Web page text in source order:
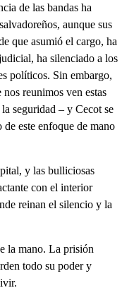
de las bandas ha
aunque sus
que asumió el cargo, ha
ha silenciado a los
políticos. Sin embargo,
reunimos ven estas
seguridad – y Cecot se
este enfoque de mano
y las bulliciosas
con el interior
reinan el silencio y la
la mano. La prisión
todo su poder y